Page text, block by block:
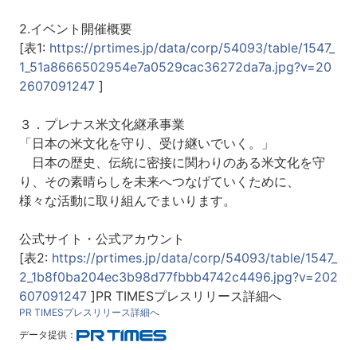
2.イベント開催概要
[表1: https://prtimes.jp/data/corp/54093/table/1547_
1_51a8666502954e7a0529cac36272da7a.jpg?v=20
2607091247]
３．プレナス米文化継承事業
「日本の米文化を守り、受け継いでいく。」
日本の歴史、伝統に密接に関わりのある米文化を守
り、その素晴らしを未来へつなげていくために、
様々な活動に取り組んでまいります。
公式サイト・公式アカウント
[表2: https://prtimes.jp/data/corp/54093/table/1547_
2_1b8f0ba204ec3b98d77fbbb4742c4496.jpg?v=202
607091247]PR TIMESプレスリリース詳細へ
PR TIMESプレスリリース詳細へ
データ提供：